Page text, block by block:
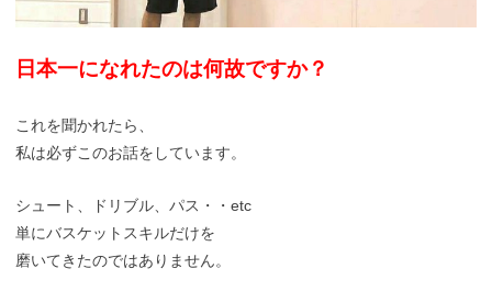
日本一になれたのは何故ですか？
これを聞かれたら、
私は必ずこのお話をしています。
シュート、ドリブル、パス・・etc
単にバスケットスキルだけを
磨いてきたのではありません。